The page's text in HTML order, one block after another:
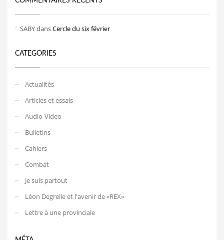
SABYdansCercle du six février
CATEGORIES
Actualités
Articles et essais
Audio-Video
Bulletins
Cahiers
Combat
Je suis partout
Léon Degrelle et l'avenir de «REX»
Lettre à une provinciale